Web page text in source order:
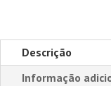
Descrição
Informação